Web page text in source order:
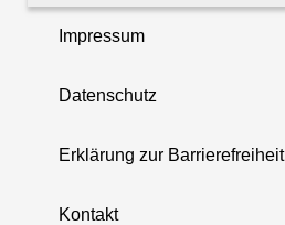
Filteroberkante
(m u. GOK)
+
−
Impressum
Datenschutz
Erklärung zur Barrierefreiheit
Kontakt